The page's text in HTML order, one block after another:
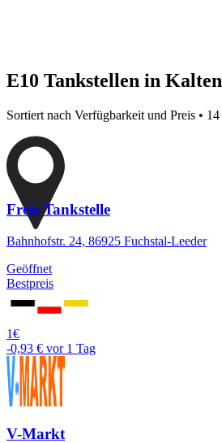
E10 Tankstellen in
Sortiert nach Verfügbarkeit und Preis •
Freie Tankstelle
Bahnhofstr. 24, 86925 Fuchstal-Leeder
Geöffnet
Bestpreis
1€
-0,93 € vor 1 Tag
V-Markt